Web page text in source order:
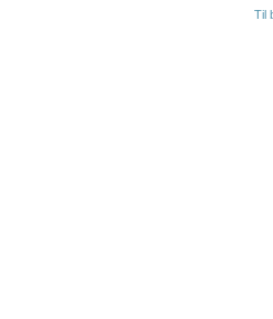
Til